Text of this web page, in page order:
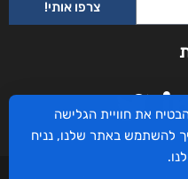
צרפו אותי!
את חוויית הגלישה
להשתמש באתר שלנו, נניח